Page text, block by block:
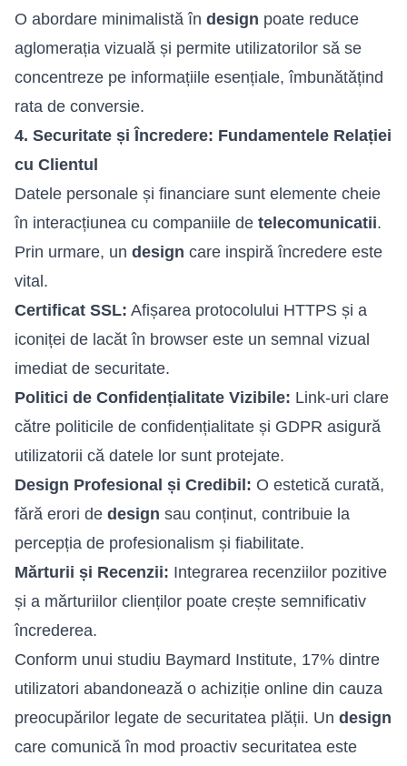
O abordare minimalistă în design poate reduce
aglomerația vizuală și permite utilizatorilor să se
concentreze pe informațiile esențiale, îmbunătățind
rata de conversie.
4. Securitate și Încredere: Fundamentele Relației
cu Clientul
Datele personale și financiare sunt elemente cheie
în interacțiunea cu companiile de telecomunicatii.
Prin urmare, un design care inspiră încredere este
vital.
Certificat SSL: Afișarea protocolului HTTPS și a
iconiței de lacăt în browser este un semnal vizual
imediat de securitate.
Politici de Confidențialitate Vizibile: Link-uri clare
către politicile de confidențialitate și GDPR asigură
utilizatorii că datele lor sunt protejate.
Design Profesional și Credibil: O estetică curată,
fără erori de design sau conținut, contribuie la
percepția de profesionalism și fiabilitate.
Mărturii și Recenzii: Integrarea recenziilor pozitive
și a mărturiilor clienților poate crește semnificativ
încrederea.
Conform unui studiu Baymard Institute, 17% dintre
utilizatori abandonează o achiziție online din cauza
preocupărilor legate de securitatea plății. Un design
care comunică în mod proactiv securitatea este